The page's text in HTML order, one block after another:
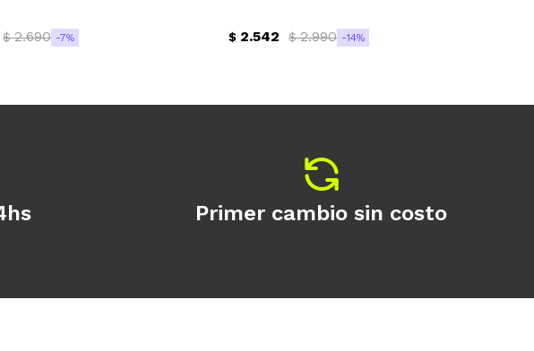
$ 2.690 7 $ 2.542 $ 2.990 14
Primer cambio sin costo